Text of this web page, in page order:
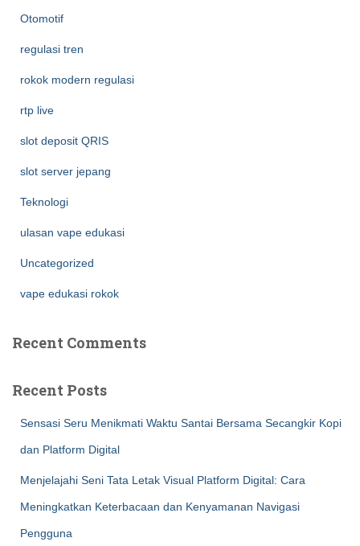
Otomotif
regulasi tren
rokok modern regulasi
rtp live
slot deposit QRIS
slot server jepang
Teknologi
ulasan vape edukasi
Uncategorized
vape edukasi rokok
Recent Comments
Recent Posts
Sensasi Seru Menikmati Waktu Santai Bersama Secangkir Kopi
dan Platform Digital
Menjelajahi Seni Tata Letak Visual Platform Digital: Cara
Meningkatkan Keterbacaan dan Kenyamanan Navigasi
Pengguna